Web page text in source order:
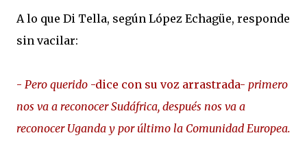
A lo que Di Tella, según López Echagüe, responde
sin vacilar:
- Pero querido -dice con su voz arrastrada- primero
nos va a reconocer Sudáfrica, después nos va a
reconocer Uganda y por último la Comunidad Europea.